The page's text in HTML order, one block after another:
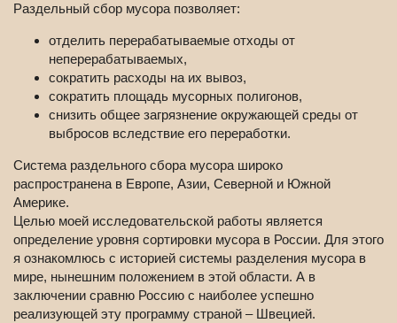
Раздельный сбор мусора позволяет:
отделить перерабатываемые отходы от
неперерабатываемых,
сократить расходы на их вывоз,
сократить площадь мусорных полигонов,
снизить общее загрязнение окружающей среды от
выбросов вследствие его переработки.
Система раздельного сбора мусора широко
распространена в Европе, Азии, Северной и Южной
Америке.
Целью моей исследовательской работы является
определение уровня сортировки мусора в России. Для этого
я ознакомлюсь с историей системы разделения мусора в
мире, нынешним положением в этой области. А в
заключении сравню Россию с наиболее успешно
реализующей эту программу страной – Швецией.